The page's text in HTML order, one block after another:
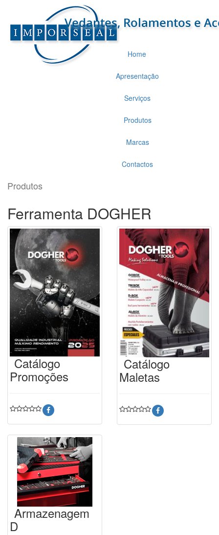
Home
Apresentação
Serviços
Produtos
Marcas
Contactos
Produtos
Ferramenta DOGHER
Catálogo
Promoções
Catálogo
Maletas
Armazenagem
D